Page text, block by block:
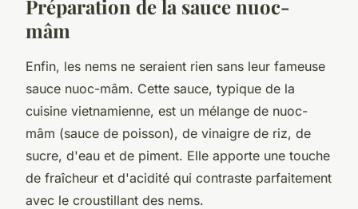
Préparation de la sauce nuoc-
mâm
Enfin, les nems ne seraient rien sans leur fameuse
sauce nuoc-mâm. Cette sauce, typique de la
cuisine vietnamienne, est un mélange de nuoc-
mâm (sauce de poisson), de vinaigre de riz, de
sucre, d'eau et de piment. Elle apporte une touche
de fraîcheur et d'acidité qui contraste parfaitement
avec le croustillant des nems.